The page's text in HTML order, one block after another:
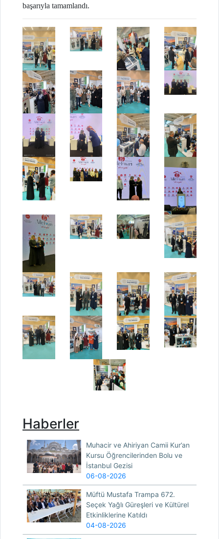
başarıyla tamamlandı.
Haberler
Muhacir ve Ahiriyan Camii Kur’an
Kursu Öğrencilerinden Bolu ve
İstanbul Gezisi
06-08-2026
Müftü Mustafa Trampa 672.
Seçek Yağlı Güreşleri ve Kültürel
Etkinliklerine Katıldı
04-08-2026